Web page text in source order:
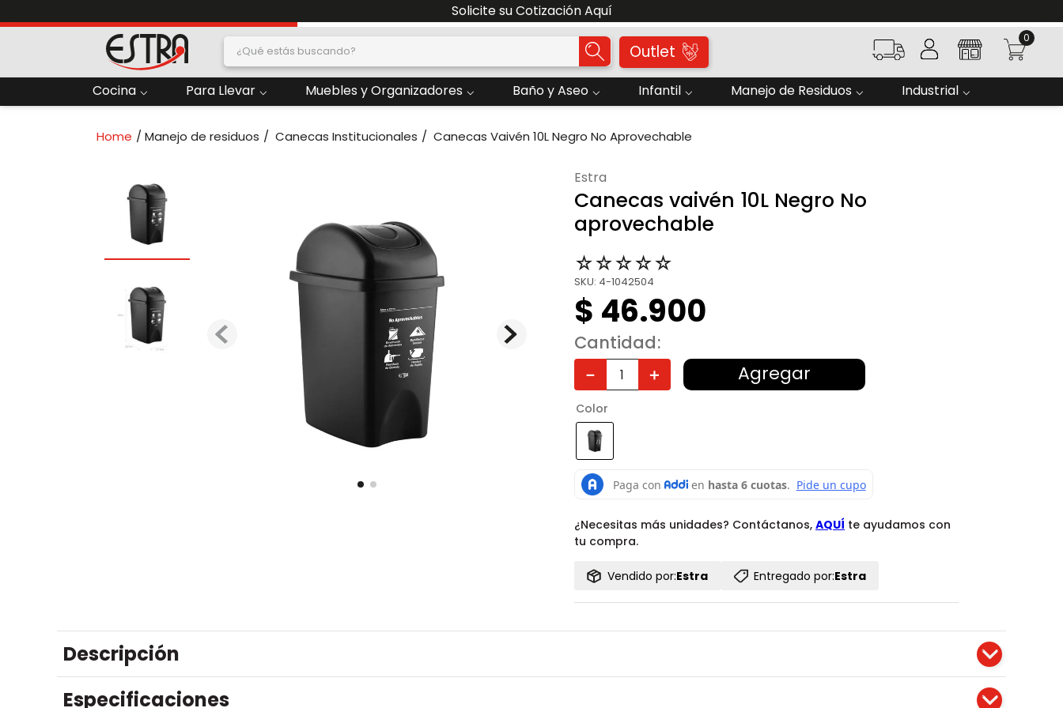
Solicite su Cotización Aquí
¿Qué estás buscando?
Outlet
0
Cocina Para Llevar Muebles y Organizadores Baño y Aseo Infantil Manejo de Residuos Industrial
Manejo de residuos Canecas Institucionales Canecas Vaivén 10L Negro No Aprovechable
estra
Canecas vaivén 10L Negro No
aprovechable
☆☆☆☆☆
SKU: 4-1042504
$ 46.900
Cantidad
＋
－ Agregar
Color
¿Necesitas más unidades? Contáctanos, AQUÍ te ayudamos con
tu compra.
Vendido por:Estra Entregado por:Estra
Descripción
Especificaciones
Papelera
. Termo
8 Contenedor